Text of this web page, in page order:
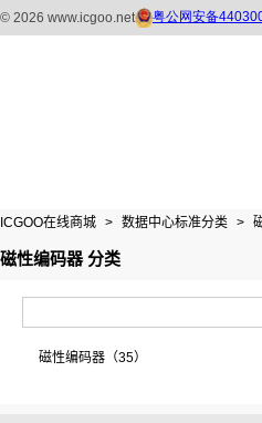
ICGOO在线商城 > 数据中心标准分类 >
磁性编码器 分类
磁性编码器（35）